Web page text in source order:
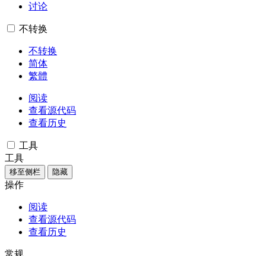
讨论
不转换
不转换
简体
繁體
阅读
查看源代码
查看历史
工具
工具
移至侧栏 隐藏
操作
阅读
查看源代码
查看历史
常规